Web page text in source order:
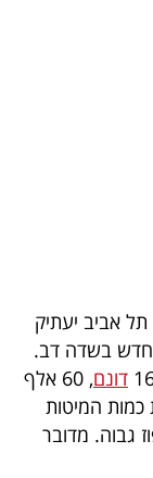
אביב יעתיק
חדש בשדה דב.
דונם
, 60 אלף
כמות המיטות
אשפוז גבוה. מדובר